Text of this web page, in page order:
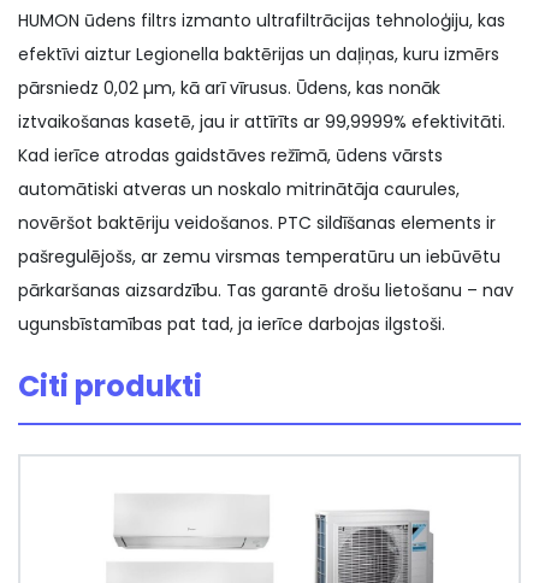
HUMON ūdens filtrs izmanto ultrafiltrācijas tehnoloģiju, kas
efektīvi aiztur Legionella baktērijas un daļiņas, kuru izmērs
pārsniedz 0,02 µm, kā arī vīrusus. Ūdens, kas nonāk
iztvaikošanas kasetē, jau ir attīrīts ar 99,9999% efektivitāti.
Kad ierīce atrodas gaidstāves režīmā, ūdens vārsts
automātiski atveras un noskalo mitrinātāja caurules,
novēršot baktēriju veidošanos. PTC sildīšanas elements ir
pašregulējošs, ar zemu virsmas temperatūru un iebūvētu
pārkaršanas aizsardzību. Tas garantē drošu lietošanu – nav
ugunsbīstamības pat tad, ja ierīce darbojas ilgstoši.
Citi produkti